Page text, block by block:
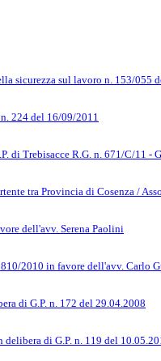
sicurezza sul lavoro n. 153/055
224 del 16/09/2011
di Trebisacce R.G. n. 671/C/11 -
tra Provincia di Cosenza /
dell'avv. Serena Paolini
2010 in favore dell'avv. Carlo
di G.P. n. 172 del 29.04.2008
di G.P. n. 119 del